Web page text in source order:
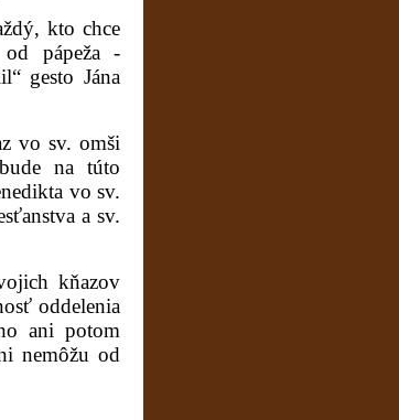
kto chce
pápeža -
gesto Jána
vo sv. omši
na túto
vo sv.
a sv.
kňazov
oddelenia
ani potom
nemôžu od